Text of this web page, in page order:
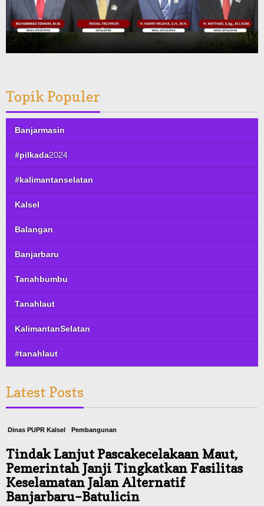
Topik Populer
Banjarmasin
#pilkada2024
#kalimantanselatan
Kalsel
Balangan
Banjarbaru
Tanahbumbu
Tanahlaut
KalimantanSelatan
#tanahlaut
Latest Posts
Dinas PUPR Kalsel Pembangunan
Tindak Lanjut Pascakecelakaan Maut,
Pemerintah Janji Tingkatkan Fasilitas
Keselamatan Jalan Alternatif
Banjarbaru–Batulicin